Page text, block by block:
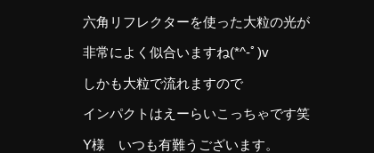
六角リフレクターを使った大粒の光が
非常によく似合いますね(*^-ﾟ)v
しかも大粒で流れますので
インパクトはえーらいこっちゃです笑
Y様 いつも有難うございます。